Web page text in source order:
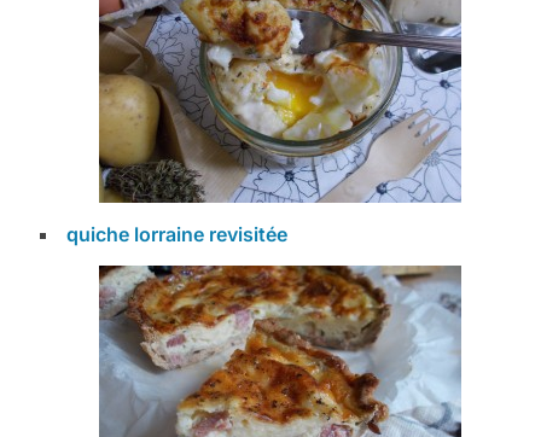
quiche lorraine revisitée